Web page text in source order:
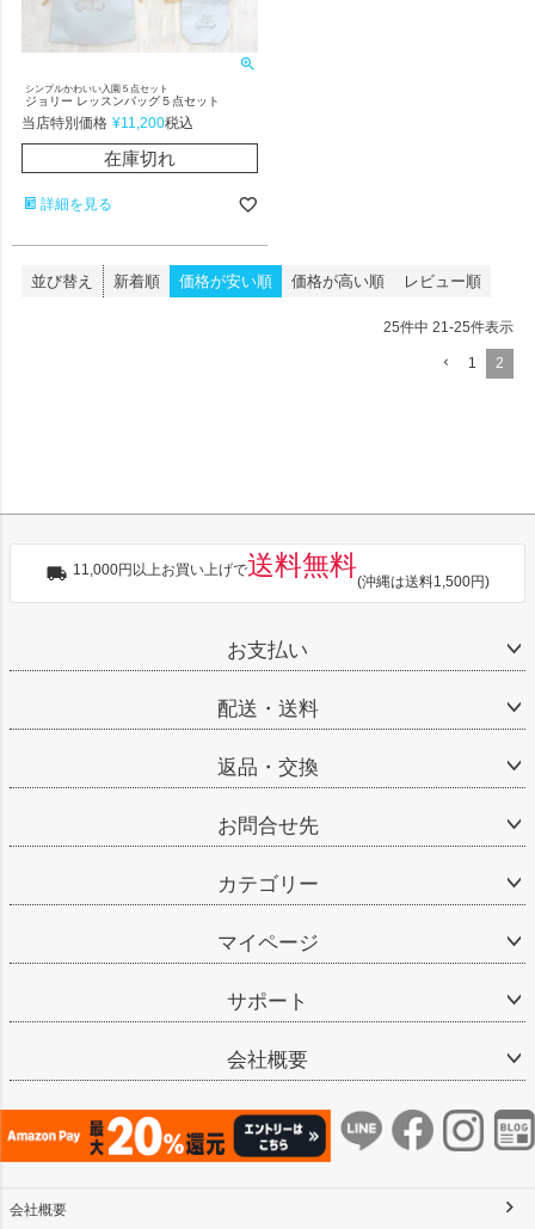
シンプルかわいい入園５点セット
ジョリー レッスンバッグ５点セット
当店特別価格 ¥11,200税込
在庫切れ
詳細を見る
並び替え 新着順 価格が安い順 価格が高い順 レビュー順
25件中 21-25件表示
1 2
11,000円以上お買い上げで送料無料
(沖縄は送料1,500円)
お支払い
配送・送料
返品・交換
お問合せ先
カテゴリー
マイページ
サポート
会社概要
会社概要